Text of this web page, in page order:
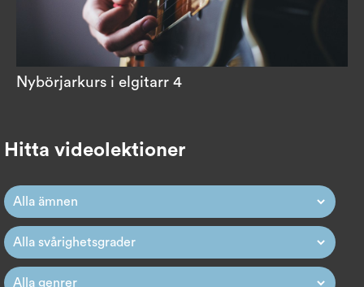
Nybörjarkurs i elgitarr 4
Hitta videolektioner